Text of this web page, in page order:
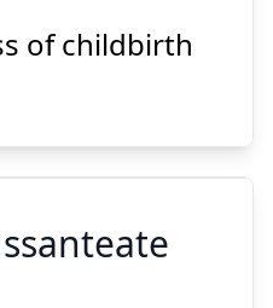
き
し
of childbirth